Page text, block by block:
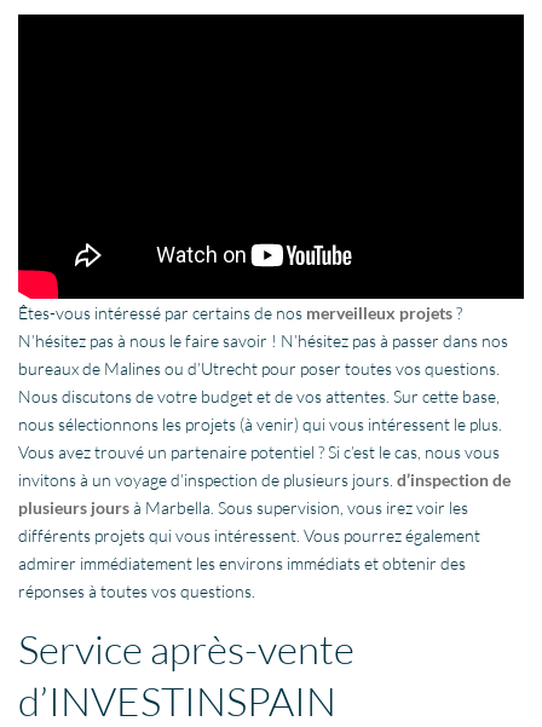
Êtes-vous intéressé par certains de nos merveilleux projets?
N’hésitez pas à nous le faire savoir ! N’hésitez pas à passer dans nos
bureaux de Malines ou d’Utrecht pour poser toutes vos questions.
Nous discutons de votre budget et de vos attentes. Sur cette base,
nous sélectionnons les projets (à venir) qui vous intéressent le plus.
Vous avez trouvé un partenaire potentiel ? Si c’est le cas, nous vous
invitons à un voyage d’inspection de plusieurs jours.d’inspection de
plusieurs joursà Marbella. Sous supervision, vous irez voir les
différents projets qui vous intéressent. Vous pourrez également
admirer immédiatement les environs immédiats et obtenir des
réponses à toutes vos questions.
Service après-vente
d’INVESTINSPAIN